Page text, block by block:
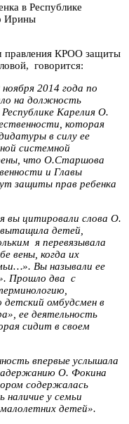
в Республике
Ирины
правления КРОО защиты
говорится:
2014 года по
на должность
Карелия О.
которая
в силу ее
системной
что О.Старшова
и Главы
защиты прав ребенка
вы цитировали слова О.
детей,
я перевязывала
вены, когда их
Вы называли ее
Прошло два с
омбудсмен в
ее деятельность
сидит в своем
впервые услышала
О. Фокина
содержалась
наличие у семьи
детей».